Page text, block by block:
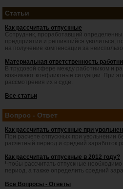
Статьи
Как рассчитать отпускные
Сотрудник, проработавший
предприятии и решившийся уволиться,
на получение компенсации за
Материальная ответственность
В трудовой сфере между работником и
возникают конфликтные ситуации. При
рассмотрения их в суде.
Все статьи
Вопрос - Ответ
Как рассчитать отпускные при
При расчете отпускных при увольнении
расчетный период и средний заработок
Как рассчитать отпускные в 2012 году?
Чтобы рассчитать отпускные
период, а также определить средний
Все Вопросы - Ответы